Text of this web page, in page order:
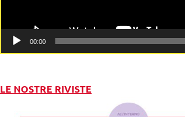
00:00
LE NOSTRE RIVISTE